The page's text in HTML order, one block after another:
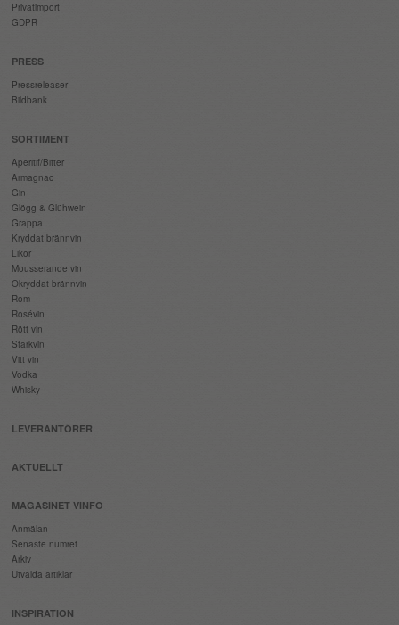
Privatimport
GDPR
PRESS
Pressreleaser
Bildbank
SORTIMENT
Aperitif/Bitter
Armagnac
Gin
Glögg & Glühwein
Grappa
Kryddat brännvin
Likör
Mousserande vin
Okryddat brännvin
Rom
Rosévin
Rött vin
Starkvin
Vitt vin
Vodka
Whisky
LEVERANTÖRER
AKTUELLT
MAGASINET VINFO
Anmälan
Senaste numret
Arkiv
Utvalda artiklar
INSPIRATION